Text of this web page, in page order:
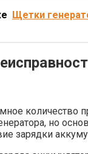
Щетки
количество
но
зарядки